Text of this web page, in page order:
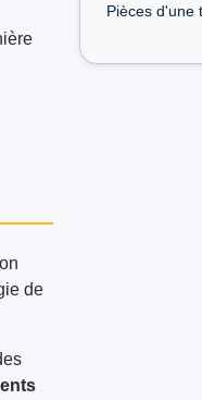
de
Pièces d'une